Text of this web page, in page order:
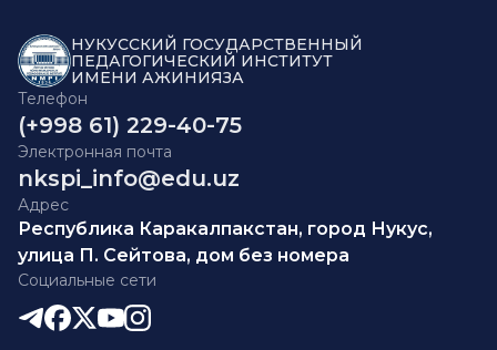
НУКУССКИЙ ГОСУДАРСТВЕННЫЙ
ПЕДАГОГИЧЕСКИЙ ИНСТИТУТ
ИМЕНИ АЖИНИЯЗА
Телефон
(+998 61) 229-40-75
Электронная почта
nkspi_info@edu.uz
Адрес
Республика Каракалпакстан, город Нукус,
улица П. Сейтова, дом без номера
Социальные сети